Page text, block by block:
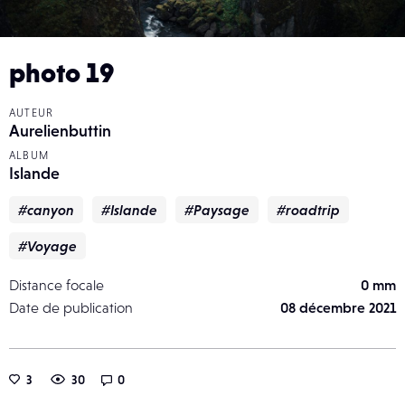
photo 19
AUTEUR
Aurelienbuttin
ALBUM
Islande
#canyon #Islande #Paysage #roadtrip
#Voyage
Distance focale
0 mm
Date de publication
08 décembre 2021
3 30 0